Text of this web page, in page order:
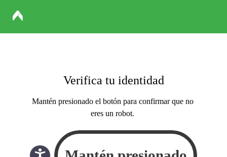
Verifica tu identidad
Mantén presionado el botón para confirmar que no
eres un robot.